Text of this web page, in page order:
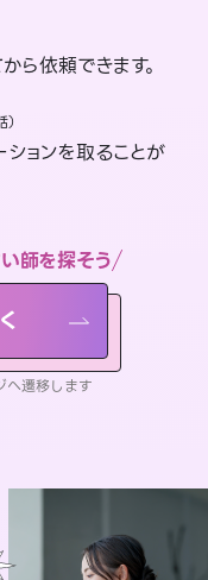
ら依頼できます。
ョンを取ることが
師を探そう
遷移します